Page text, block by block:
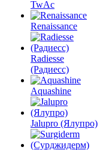
TwAc
Renaissance
Radiesse
(Радиесс)
Aquashine
Jalupro (Ялупро)